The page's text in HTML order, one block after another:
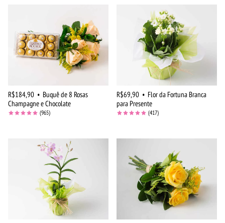
R$184,90 • Buquê de 8 Rosas
Champagne e Chocolate
(965)
R$69,90 • Flor da Fortuna Branca
para Presente
(417)